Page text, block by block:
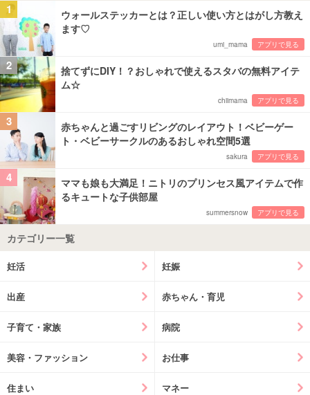
1
ウォールステッカーとは？正しい使い方とはがし方教え
ます♡
umi_mama アプリで見る
2
捨てずにDIY！？おしゃれで使えるスタバの無料アイテ
ム☆
chiimama アプリで見る
3
赤ちゃんと過ごすリビングのレイアウト！ベビーゲー
ト・ベビーサークルのあるおしゃれ空間5選
sakura アプリで見る
4
ママも娘も大満足！ニトリのプリンセス風アイテムで作
るキュートな子供部屋
summersnow アプリで見る
カテゴリー一覧
妊活 妊娠
出産 赤ちゃん・育児
子育て・家族 病院
美容・ファッション お仕事
住まい マネー